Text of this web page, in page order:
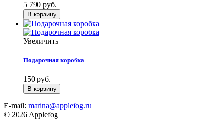
5 790 руб.
Увеличить
Подарочная коробка
150 руб.
E-mail: marina@applefog.ru
© 2026 Applefog